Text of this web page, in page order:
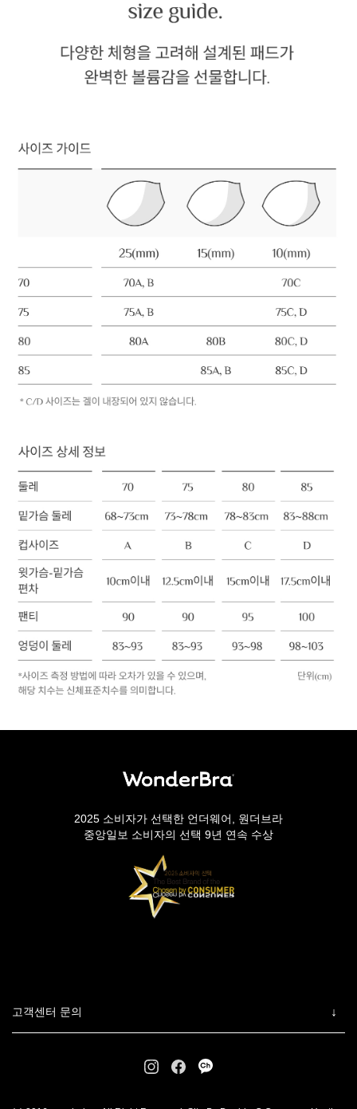
2025 소비자가 선택한 언더웨어, 원더브라
중앙일보 소비자의 선택 9년 연속 수상
고객센터 문의